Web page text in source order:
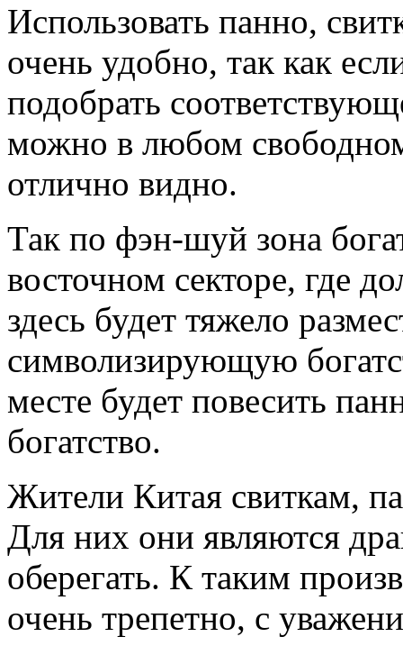
Использовать панно,
очень удобно, так как
подобрать
можно в любом
отлично видно.
Так по фэн-шуй зона
восточном секторе, где
здесь будет тяжело
символизирующую
месте будет повесить
богатство.
Жители Китая свиткам,
Для них они являются
оберегать. К таким
очень трепетно, с